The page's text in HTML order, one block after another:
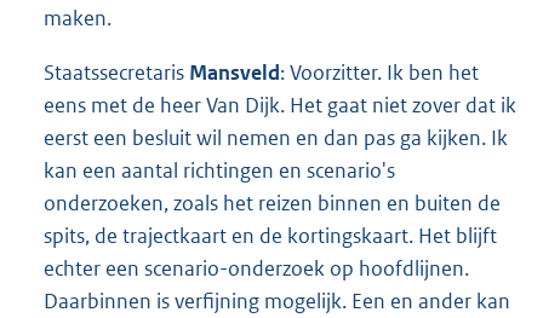
maken.
Staatssecretaris Mansveld: Voorzitter. Ik ben het
eens met de heer Van Dijk. Het gaat niet zover dat ik
eerst een besluit wil nemen en dan pas ga kijken. Ik
kan een aantal richtingen en scenario's
onderzoeken, zoals het reizen binnen en buiten de
spits, de trajectkaart en de kortingskaart. Het blijft
echter een scenario-onderzoek op hoofdlijnen.
Daarbinnen is verfijning mogelijk. Een en ander kan